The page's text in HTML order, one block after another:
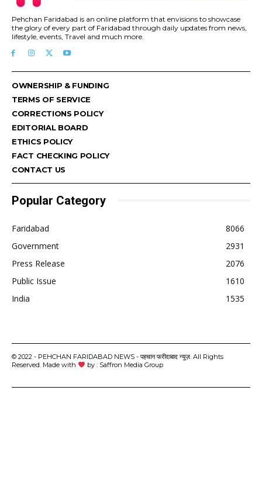
Pehchan Faridabad is an online platform that envisions to showcase
the glory of every part of Faridabad through daily updates from news,
lifestyle, events, Travel and much more.
OWNERSHIP & FUNDING
TERMS OF SERVICE
CORRECTIONS POLICY
EDITORIAL BOARD
ETHICS POLICY
FACT CHECKING POLICY
CONTACT US
Popular Category
Faridabad
8066
Government
2931
Press Release
2076
Public Issue
1610
India
1535
© 2022 - PEHCHAN FARIDABAD NEWS - पहचान फरीदाबाद न्यूज़. All Rights
Reserved. Made with
by : Saffron Media Group